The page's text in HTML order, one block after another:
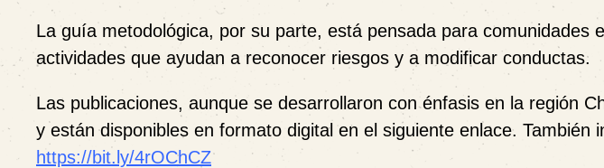
La guía metodológica, por su parte, está pensada para comunidades
actividades que ayudan a reconocer riesgos y a modificar conductas.
Las publicaciones, aunque se desarrollaron con énfasis en la región
y están disponibles en formato digital en el siguiente enlace. También
https://bit.ly/4rOChCZ